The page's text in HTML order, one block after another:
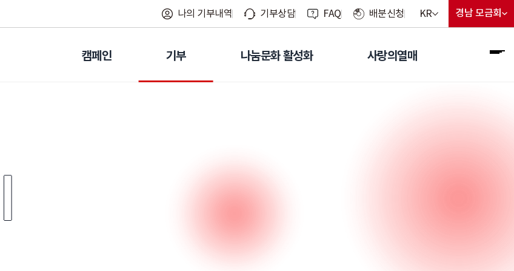
나의 기부내역 기부상담 FAQ 배분신청 언어 선택 메뉴 열기
현재 선택된 언어
KR 지회 선
현재 선
경남 모금회
캠페인 기부 나눔문화 활성화 사랑의열매